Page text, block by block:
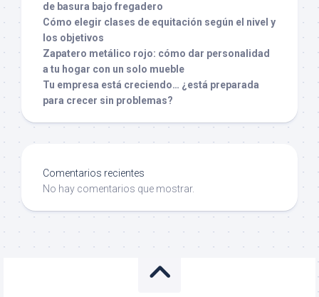
de basura bajo fregadero
Cómo elegir clases de equitación según el nivel y
los objetivos
Zapatero metálico rojo: cómo dar personalidad
a tu hogar con un solo mueble
Tu empresa está creciendo… ¿está preparada
para crecer sin problemas?
Comentarios recientes
No hay comentarios que mostrar.